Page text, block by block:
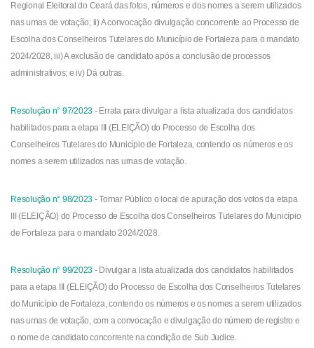
Regional Eleitoral do Ceará das fotos, números e dos nomes a serem utilizados
nas urnas de votação; ii) A convocação divulgação concorrente ao Processo de
Escolha dos Conselheiros Tutelares do Município de Fortaleza para o mandato
2024/2028, iii) A exclusão de candidato após a conclusão de processos
administrativos; e iv) Dá outras.
Resolução n° 97/2023 - Errata para divulgar a lista atualizada dos candidatos
habilitados para a etapa III (ELEIÇÃO) do Processo de Escolha dos
Conselheiros Tutelares do Município de Fortaleza, contendo os números e os
nomes a serem utilizados nas urnas de votação.
Resolução n° 98/2023 -Tornar Público o local de apuração dos votos da etapa
III (ELEIÇÃO) do Processo de Escolha dos Conselheiros Tutelares do Município
de Fortaleza para o mandato 2024/2028.
Resolução n° 99/2023 - Divulgar a lista atualizada dos candidatos habilitados
para a etapa III (ELEIÇÃO) do Processo de Escolha dos Conselheiros Tutelares
do Município de Fortaleza, contendo os números e os nomes a serem utilizados
nas urnas de votação, com a convocação e divulgação do número de registro e
o nome de candidato concorrente na condição de Sub Judice.